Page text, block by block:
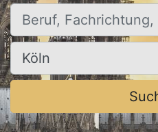
Beruf, Fachrichtung, Firma
Ort, Stadt